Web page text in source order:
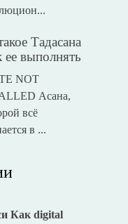
Тадасана
ее выполнять
NOT
Асана,
всё
в ...
Как digital